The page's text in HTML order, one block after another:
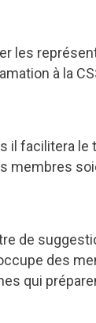
les
à la
il facilitera
membres
de
des
qui